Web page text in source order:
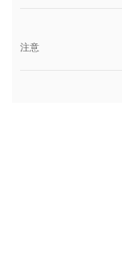
注意